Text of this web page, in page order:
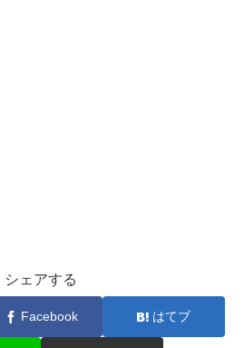
シェアする
Facebook はてブ